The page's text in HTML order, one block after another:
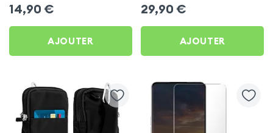
14,90 €
AJOUTER
29,90 €
AJOUTER